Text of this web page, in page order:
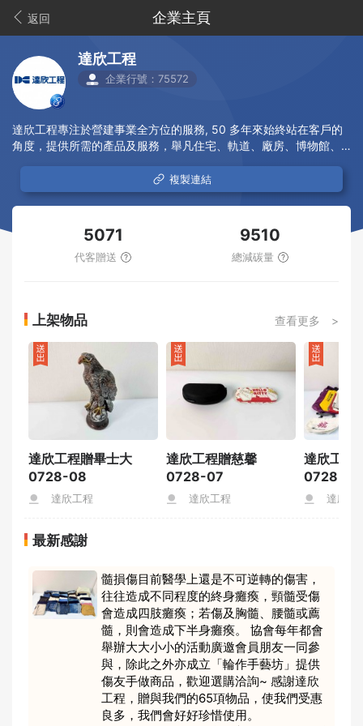
返回 企業主頁
達欣工程
企業行號：75572
達欣工程專注於營建事業全方位的服務, 50 多年來始終站在客戶的
角度，提供所需的產品及服務，舉凡住宅、軌道、廠房、博物館、
工品質」的永續信念，一點一滴累積商譽，建立品牌，使得達欣能
在社會上立足，善盡企業對股東及社會責任，創造更美好的未來。
達欣企業社會責任成果: https://www.dacin.com.tw/csr/
複製連結
5071
代客贈送
9510
總減碳量
上架物品 查看更多 >
達欣工程贈畢士大
0728-08
達欣工程
達欣工程贈慈馨
0728-07
達欣工程
達欣工程
0728-03
達欣工
最新感謝
髓損傷目前醫學上還是不可逆轉的傷害，
往往造成不同程度的終身癱瘓，頸髓受傷
會造成四肢癱瘓；若傷及胸髓、腰髓或薦
髓，則會造成下半身癱瘓。 協會每年都會
舉辦大大小小的活動廣邀會員朋友一同參
與，除此之外亦成立「輪作手藝坊」提供
傷友手做商品，歡迎選購洽詢~ 感謝達欣
工程，贈與我們的65項物品，使我們受惠
良多，我們會好好珍惜使用。